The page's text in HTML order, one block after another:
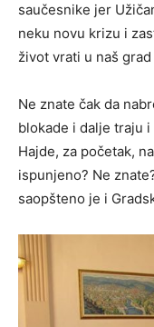
saučesnike jer
neku novu krizu i
život vrati u naš
Ne znate čak da
blokade i dalje traju
Hajde, za početak,
ispunjeno? Ne
saopšteno je i